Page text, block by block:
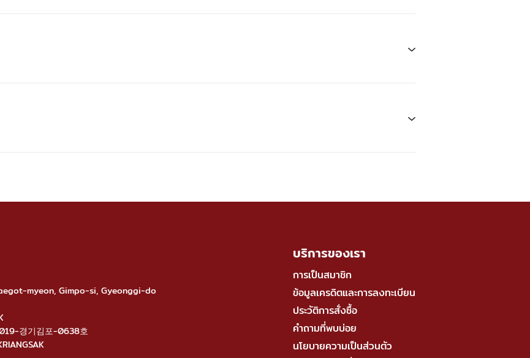
myeon, Gimpo-si, Gyeonggi-do
경기김포-0638호
บริการของเรา
การเป็นสมาชิก
ข้อมูลเครดิตและการลงทะเบียน
ประวัติการสั่งซื้อ
คำถามที่พบบ่อย
นโยบายความเป็นส่วนตัว